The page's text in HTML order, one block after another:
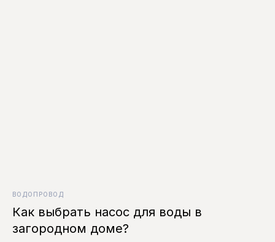
ВОДОПРОВОД
Как выбрать насос для воды в
загородном доме?